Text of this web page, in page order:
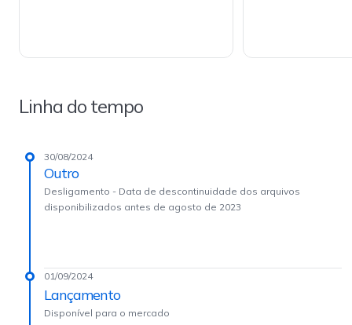
Linha do tempo
30/08/2024
Outro
Desligamento - Data de descontinuidade dos arquivos
disponibilizados antes de agosto de 2023
01/09/2024
Lançamento
Disponível para o mercado